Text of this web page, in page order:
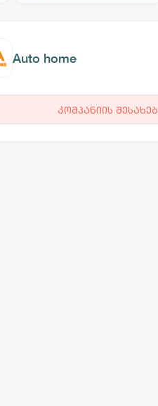
Auto home
კომპანიის შესახებ